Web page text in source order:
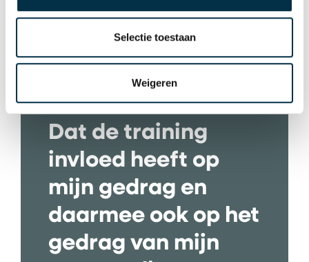
Selectie toestaan
Weigeren
Dat de training
invloed heeft op
mijn gedrag en
daarmee ook op het
gedrag van mijn